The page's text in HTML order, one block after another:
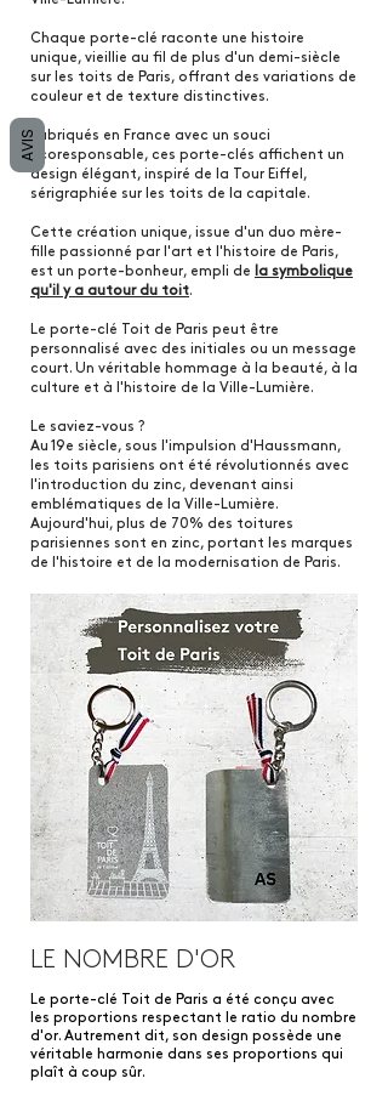
Chaque porte-clé raconte une histoire
unique, vieillie au fil de plus d'un demi-siècle
sur les toits de Paris, offrant des variations de
couleur et de texture distinctives.
Fabriqués en France avec un souci
écoresponsable, ces porte-clés affichent un
design élégant, inspiré de la Tour Eiffel,
sérigraphiée sur les toits de la capitale.
Cette création unique, issue d'un duo mère-
fille passionné par l'art et l'histoire de Paris,
est un porte-bonheur, empli de la symbolique
qu'il y a autour du toit.
Le porte-clé Toit de Paris peut être
personnalisé avec des initiales ou un message
court. Un véritable hommage à la beauté, à la
culture et à l'histoire de la Ville-Lumière.
Le saviez-vous ?
Au 19e siècle, sous l'impulsion d'Haussmann,
les toits parisiens ont été révolutionnés avec
l'introduction du zinc, devenant ainsi
emblématiques de la Ville-Lumière.
Aujourd'hui, plus de 70% des toitures
parisiennes sont en zinc, portant les marques
de l'histoire et de la modernisation de Paris.
LE NOMBRE D'OR
Le porte-clé Toit de Paris a été conçu avec
les proportions respectant le ratio du nombre
d'or. Autrement dit, son design possède une
véritable harmonie dans ses proportions qui
plaît à coup sûr.
AVIS